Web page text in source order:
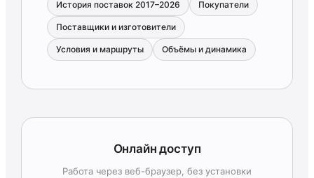
История поставок 2017–2026 Покупатели
Поставщики и изготовители
Условия и маршруты Объёмы и динамика
Онлайн доступ
Работа через веб-браузер, без установки